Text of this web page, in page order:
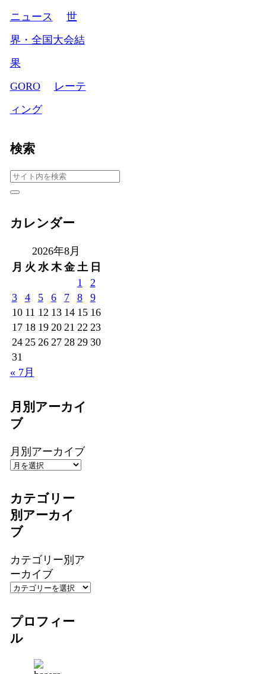
ニュース
世
界・全国大会結
果
GORO
レーテ
ィング
検索
カレンダー
2026年8月
月 火 水 木 金 土 日
1
2
3
4 5 6 7 8
9
10 11 12 13 14 15 16
17 18 19 20 21 22 23
24 25 26 27 28 29 30
31
« 7月
月別アーカイ
ブ
月別アーカイブ
カテゴリー
別アーカイ
ブ
カテゴリー別ア
ーカイブ
プロフィー
ル